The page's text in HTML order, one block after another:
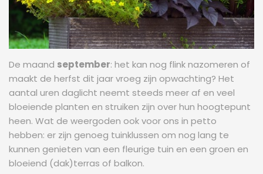
De maand september: het kan nog flink nazomeren of
maakt de herfst dit jaar vroeg zijn opwachting? Het
aantal uren daglicht neemt steeds meer af en veel
bloeiende planten en struiken zijn over hun hoogtepunt
heen. Wat de weergoden ook voor ons in petto
hebben: er zijn genoeg tuinklussen om nog lang te
kunnen genieten van een fleurige tuin en een groen en
bloeiend (dak)terras of balkon.